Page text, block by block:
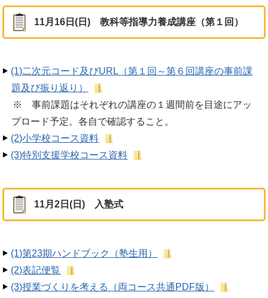
11月16日(日) 教科等指導力養成講座（第１回）
(1)二次元コード及びURL（第１回～第６回講座の事前課
題及び振り返り）
※ 事前課題はそれぞれの講座の１週間前を目途にアッ
プロード予定。各自で確認すること。
(2)小学校コース資料
(3)特別支援学校コース資料
11月2日(日) 入塾式
(1)第23期ハンドブック（塾生用）
(2)表記便覧
(3)授業づくりを考える（両コース共通PDF版）